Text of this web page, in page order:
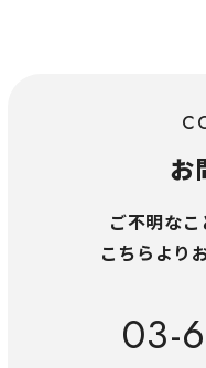
お
ご不明なこ
こちらより
03-